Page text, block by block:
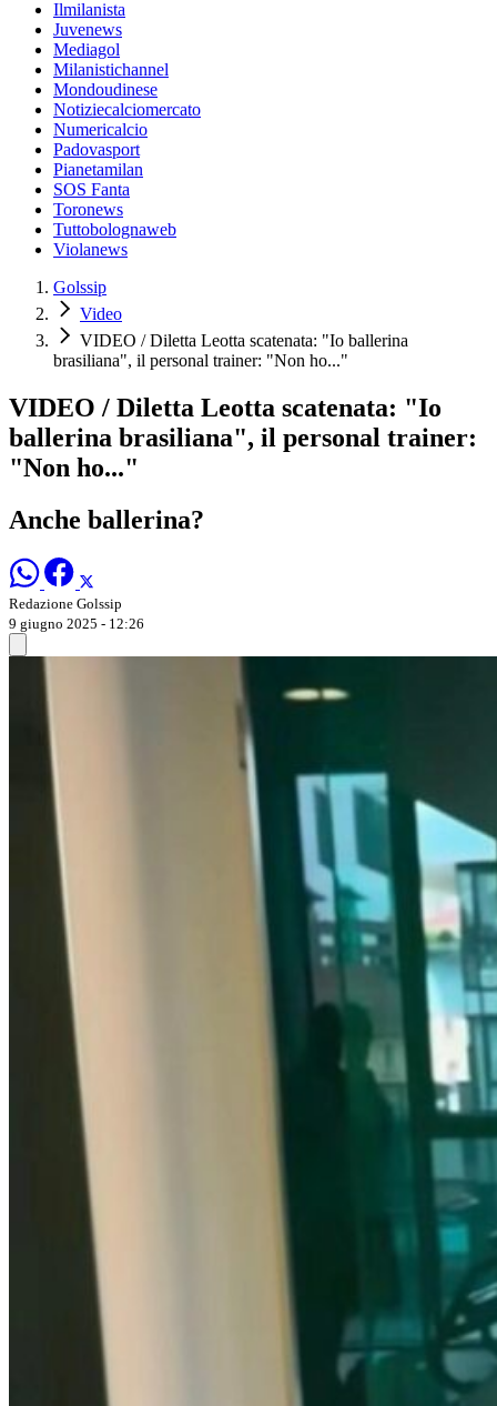
Ilmilanista
Juvenews
Mediagol
Milanistichannel
Mondoudinese
Notiziecalciomercato
Numericalcio
Padovasport
Pianetamilan
SOS Fanta
Toronews
Tuttobolognaweb
Violanews
Golssip
Video
VIDEO / Diletta Leotta scatenata: "Io ballerina
brasiliana", il personal trainer: "Non ho..."
VIDEO / Diletta Leotta scatenata: "Io
ballerina brasiliana", il personal trainer:
"Non ho..."
Anche ballerina?
Redazione Golssip
9 giugno 2025 - 12:26